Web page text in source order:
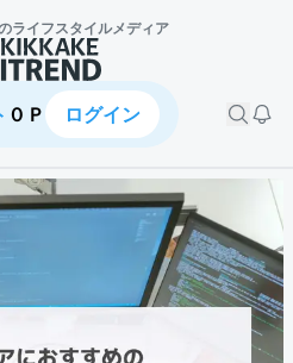
ライフスタイルメディア
０Ｐ ログイン